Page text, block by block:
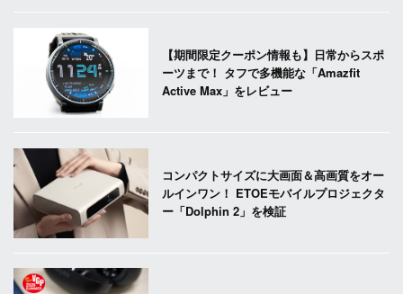
【期間限定クーポン情報も】日常からスポ
ーツまで！ タフで多機能な「Amazfit
Active Max」をレビュー
コンパクトサイズに大画面＆高画質をオー
ルインワン！ ETOEモバイルプロジェクタ
ー「Dolphin 2」を検証